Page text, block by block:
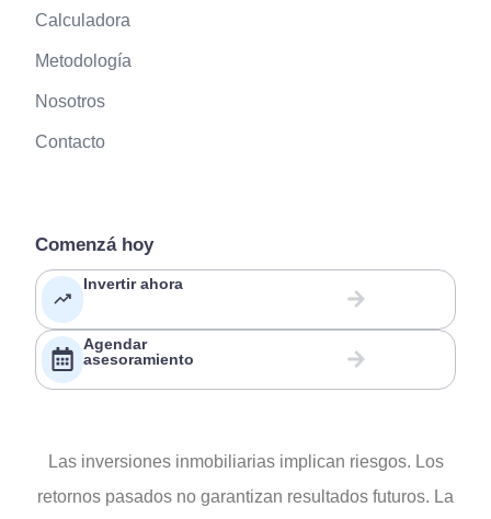
Calculadora
Metodología
Nosotros
Contacto
Comenzá hoy
Invertir ahora
Agendar
asesoramiento
Las inversiones inmobiliarias implican riesgos. Los
retornos pasados no garantizan resultados futuros. La